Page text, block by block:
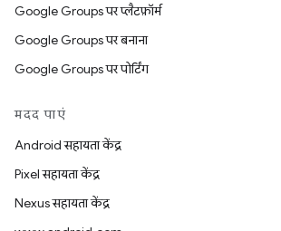
Google Groups पर प्लैटफ़ॉर्म
Google Groups पर बनाना
Google Groups पर पोर्टिंग
मदद पाएं
Android सहायता केंद्र
Pixel सहायता केंद्र
Nexus सहायता केंद्र